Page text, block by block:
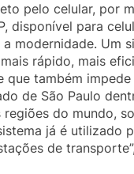
pelo celular, por
disponível para
a modernidade. Um
rápido, mais
que também impede
de São Paulo
regiões do mundo,
já é utilizado
de